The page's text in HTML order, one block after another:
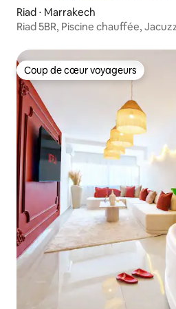
Riad ⋅ Marrakech
Riad 5BR, Piscine chauffée,
Coup de cœur voyageurs
Coup de cœur voyageurs